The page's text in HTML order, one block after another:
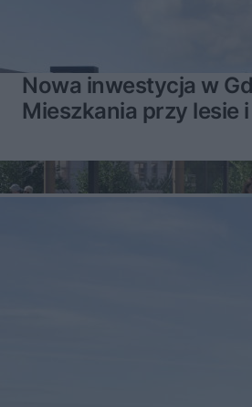
Nowa inwestycja w
Mieszkania przy lesie